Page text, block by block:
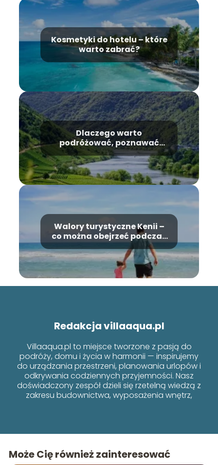
Kosmetyki do hotelu – które
warto zabrać?
Dlaczego warto
podróżować, poznawać
świat i ludzi?
Walory turystyczne Kenii –
co można obejrzeć podczas
urlopu?
Redakcja villaaqua.pl
Villaaqua.pl to miejsce tworzone z pasją do
podróży, domu i życia w harmonii — inspirujemy
do urządzania przestrzeni, planowania urlopów i
odkrywania codziennych przyjemności. Nasz
doświadczony zespół dzieli się rzetelną wiedzą z
zakresu budownictwa, wyposażenia wnętrz,
Może Cię również zainteresować